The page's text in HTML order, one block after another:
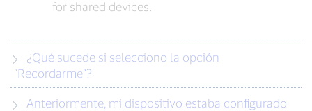
for shared devices.
“Recordarme”?